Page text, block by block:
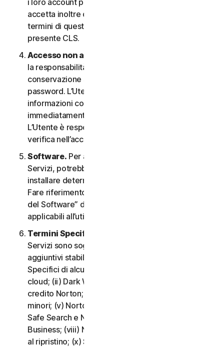
i loro account per loro conto. L’Utente
accetta inoltre di informare tali persone riguardo ai
termini di questo CLS e garantire la compliance al
presente CLS.
Accesso non autorizzato all’account
la responsabilità esclusiva di garantire la
conservazione sicura del proprio nome utente e
password. L’Utente non deve condividere queste
informazioni con altri e si impegna a riportare
immediatamente qualsiasi utilizzo non autorizzato.
L’Utente è responsabile di qualsiasi attività che si
verifica nell’account.
Software. Per accedere e utilizzare determinati
Servizi, potrebbe essere necessario scaricare e
installare determinati Software su un Dispositivo.
Fare riferimento alla clausola 3 - “Termini di Licenza
del Software” del CLS per i termini e le condizioni
applicabili all’utilizzo di tale Software.
Termini Specifici di alcuni Servizi.
Servizi sono soggetti a termini e condizioni
aggiuntivi stabiliti nella clausola 4 - “Termini
Specifici di alcuni Servizi” del CLS: (i) Backup nel
cloud; (ii) Dark Web Monitoring; (iii) Portale del
credito Norton; (iv) Norton Family e Protezione
minori; (v) Norton Password Manager; (vi) Norton
Safe Search e Norton Safe Web; (vii) Norton Small
Business; (viii) Norton VPN; (ix) Servizi di supporto
al ripristino; (x) Social Media Monitoring e (xi)